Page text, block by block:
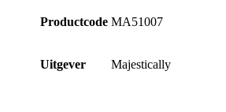
Productcode MA51007
Uitgever Majestically